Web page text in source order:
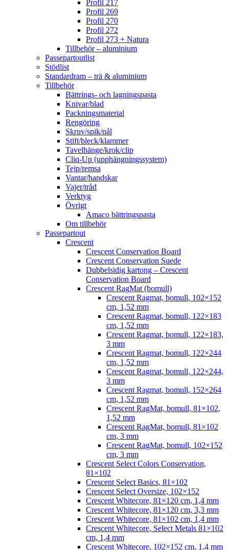
Profil 217
Profil 269
Profil 270
Profil 272
Profil 273 + Natura
Tillbehör – aluminium
Passepartoutlist
Stödlist
Standardram – trä & aluminium
Tillbehör
Bättrings- och lagningspasta
Knivar/blad
Packningsmaterial
Rengöring
Skruv/spik/nål
Stift/bleck/klammer
Tavelhänge/krok/clip
Cliq-Up (upphängningssystem)
Tejp/remsa
Vantar/handskar
Vajer/tråd
Verktyg
Övrigt
Amaco bättringspasta
Om tillbehör
Passepartout
Crescent
Crescent Conservation Board
Crescent Conservation Suede
Dubbelsidig kartong – Crescent
Conservation Board
Crescent RagMat (bomull)
Crescent Ragmat, bomull, 102×152
cm, 1,52 mm
Crescent Ragmat, bomull, 122×183
cm, 1,52 mm
Crescent Ragmat, bomull, 122×183,
3 mm
Crescent Ragmat, bomull, 122×244
cm, 1,52 mm
Crescent Ragmat, bomull, 122×244,
3 mm
Crescent Ragmat, bomull, 152×264
cm, 1,52 mm
Crescent RagMat, bomull, 81×102,
1,52 mm
Crescent RagMat, bomull, 81×102
cm, 3 mm
Crescent RagMat, bomull, 102×152
cm, 3 mm
Crescent Select Colors Conservation,
81×102
Crescent Select Basics, 81×102
Crescent Select Oversize, 102×152
Crescent Whitecore, 81×120 cm, 1,4 mm
Crescent Whitecore, 81×120 cm, 3,3 mm
Crescent Whitecore, 81×102 cm, 1,4 mm
Crescent Whitecore, Select Metals 81×102
cm, 1,4 mm
Crescent Whitecore, 102×152 cm, 1,4 mm